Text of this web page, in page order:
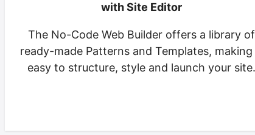
with Site Editor
The No-Code Web Builder offers a library of
ready-made Patterns and Templates, making
easy to structure, style and launch your site.